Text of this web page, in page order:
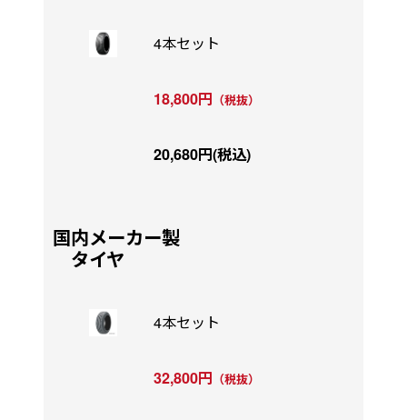
4本セット
18,800円 （税抜）
20,680円(税込)
国内メーカー製
タイヤ
4本セット
32,800円 （税抜）